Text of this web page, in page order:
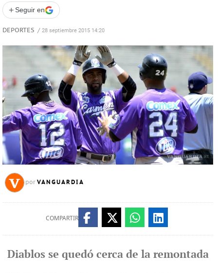
+ Seguir en
DEPORTES / 28 septiembre 2015 14:20
por VANGUARDIA
COMPARTIR
Diablos se quedó cerca de la remontada